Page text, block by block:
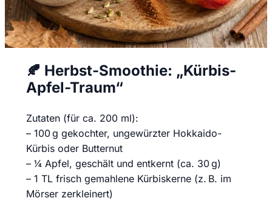
🍂 Herbst-Smoothie: „Kürbis-
Apfel-Traum“
Zutaten (für ca. 200 ml):
– 100 g gekochter, ungewürzter Hokkaido-
Kürbis oder Butternut
– ¼ Apfel, geschält und entkernt (ca. 30 g)
– 1 TL frisch gemahlene Kürbiskerne (z. B. im
Mörser zerkleinert)